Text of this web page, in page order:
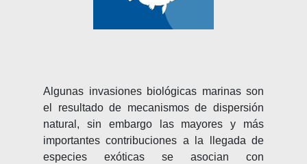
Algunas invasiones biológicas marinas son
el resultado de mecanismos de dispersión
natural, sin embargo las mayores y más
importantes contribuciones a la llegada de
especies exóticas se asocian con